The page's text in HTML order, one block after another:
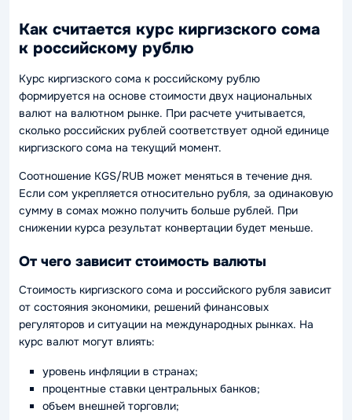
Как считается курс киргизского сома
к российскому рублю
Курс киргизского сома к российскому рублю
формируется на основе стоимости двух национальных
валют на валютном рынке. При расчете учитывается,
сколько российских рублей соответствует одной единице
киргизского сома на текущий момент.
Соотношение KGS/RUB может меняться в течение дня.
Если сом укрепляется относительно рубля, за одинаковую
сумму в сомах можно получить больше рублей. При
снижении курса результат конвертации будет меньше.
От чего зависит стоимость валюты
Стоимость киргизского сома и российского рубля зависит
от состояния экономики, решений финансовых
регуляторов и ситуации на международных рынках. На
курс валют могут влиять:
уровень инфляции в странах;
процентные ставки центральных банков;
объем внешней торговли;